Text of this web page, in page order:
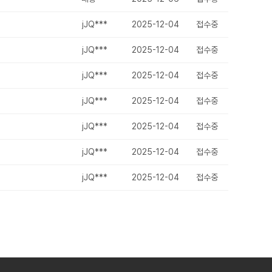
jJQ*** 2025-12-04 접수중
jJQ*** 2025-12-04 접수중
jJQ*** 2025-12-04 접수중
jJQ*** 2025-12-04 접수중
jJQ*** 2025-12-04 접수중
jJQ*** 2025-12-04 접수중
jJQ*** 2025-12-04 접수중